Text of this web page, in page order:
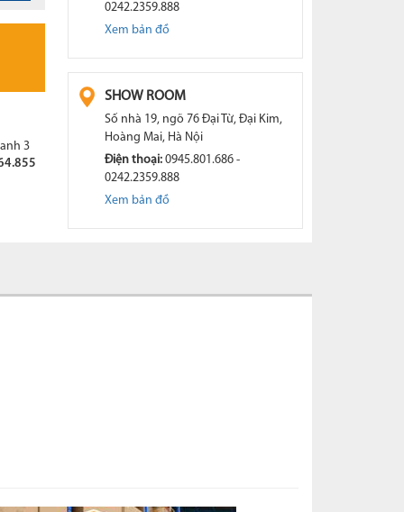
3
0242.2359.888
Xem bản đồ
SHOW ROOM
Số nhà 19, ngõ 76 Đại Từ, Đại Kim,
Hoàng Mai, Hà Nội
Điện thoại:0945.801.686 -
0242.2359.888
Xem bản đồ